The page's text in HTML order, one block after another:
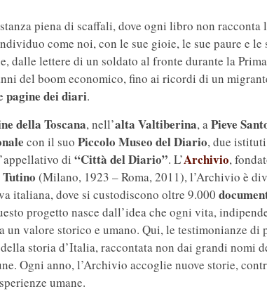
piena di scaffali, dove ogni libro non
come noi, con le sue gioie, le sue paure e le
dalle lettere di un soldato al fronte durante la
del boom economico, fino ai ricordi di un
pagine dei diari.
della Toscana, nell’alta Valtiberina, aPieve
con il suo Piccolo Museo del Diario, due
di “Città del Diario”. L’Archivio,
(Milano, 1923 – Roma, 2011), l’Archivio è
italiana, dove si custodiscono oltre 9.000
progetto nasce dall’idea che ogni vita,
un valore storico e umano. Qui, le testimonianze di
storia d’Italia, raccontata non dai grandi nomi
Ogni anno, l’Archivio accoglie nuove storie,
umane.